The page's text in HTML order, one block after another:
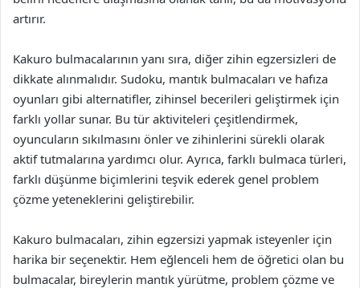
artırır.
Kakuro bulmacalarının yanı sıra, diğer zihin egzersizleri de
dikkate alınmalıdır. Sudoku, mantık bulmacaları ve hafıza
oyunları gibi alternatifler, zihinsel becerileri geliştirmek için
farklı yollar sunar. Bu tür aktiviteleri çeşitlendirmek,
oyuncuların sıkılmasını önler ve zihinlerini sürekli olarak
aktif tutmalarına yardımcı olur. Ayrıca, farklı bulmaca türleri,
farklı düşünme biçimlerini teşvik ederek genel problem
çözme yeteneklerini geliştirebilir.
Kakuro bulmacaları, zihin egzersizi yapmak isteyenler için
harika bir seçenektir. Hem eğlenceli hem de öğretici olan bu
bulmacalar, bireylerin mantık yürütme, problem çözme ve